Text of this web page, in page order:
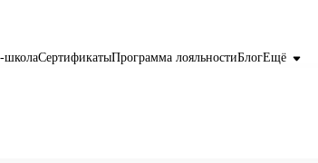
школаСертификатыПрограмма лояльностиБлогЕщё